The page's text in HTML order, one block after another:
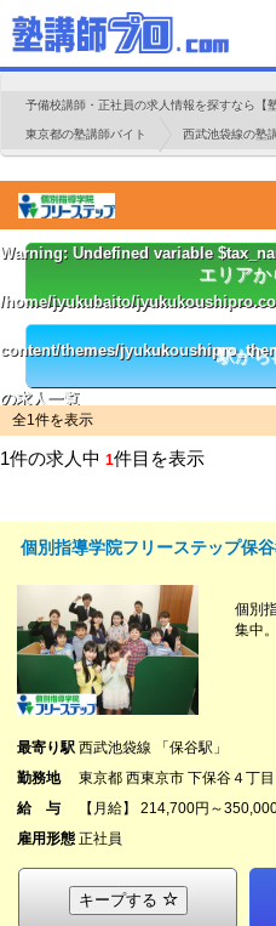
予備校講師・正社員の求人情報を探すなら【
東京都の塾講師バイト 西武池袋線の塾
Warning: Undefined variable
/home/jyukubaito/
content/themes/
の求人一覧
エリア
駅から
全1件を表示
1件の求人中 1件目を表示
個別指導学院フリーステップ保
個別
集中。
最寄り駅 西武池袋線 「保谷駅」
勤務地
東京都 西東京市 下保谷４丁
給 与
【月給】 214,700円～
雇用形態 正社員
キープする